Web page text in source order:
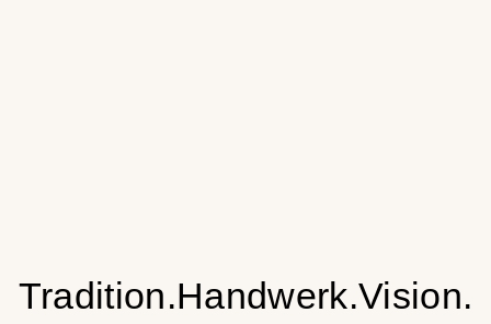
Tradition.Handwerk.Vision.